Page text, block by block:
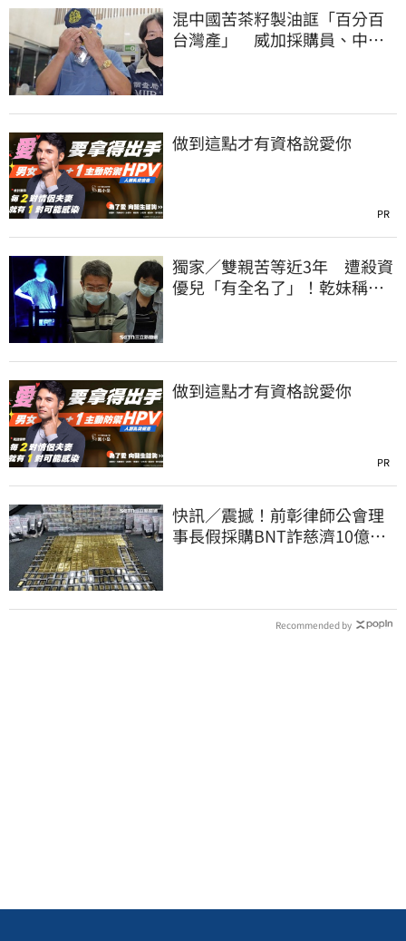
混中國苦茶籽製油誆「百分百
台灣產」 威加採購員、中間
做到這點才有資格說愛你
PR
獨家／雙親苦等近3年 遭殺資
優兒「有全名了」！乾妹稱賠
做到這點才有資格說愛你
PR
快訊／震撼！前彰律師公會理
事長假採購BNT詐慈濟10億、
Recommended by